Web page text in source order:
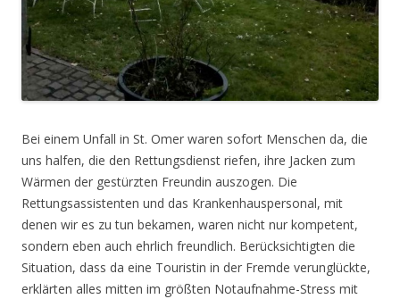
Bei einem Unfall in St. Omer waren sofort Menschen da, die
uns halfen, die den Rettungsdienst riefen, ihre Jacken zum
Wärmen der gestürzten Freundin auszogen. Die
Rettungsassistenten und das Krankenhauspersonal, mit
denen wir es zu tun bekamen, waren nicht nur kompetent,
sondern eben auch ehrlich freundlich. Berücksichtigten die
Situation, dass da eine Touristin in der Fremde verunglückte,
erklärten alles mitten im größten Notaufnahme-Stress mit